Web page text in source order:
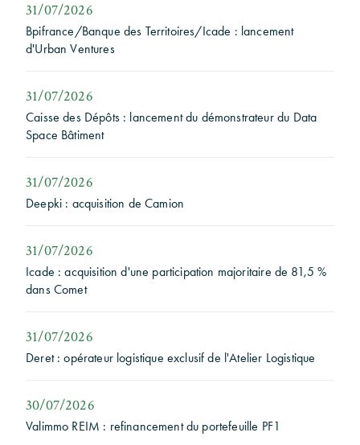
31/07/2026
Bpifrance/Banque des Territoires/Icade : lancement
d'Urban Ventures
31/07/2026
Caisse des Dépôts : lancement du démonstrateur du Data
Space Bâtiment
31/07/2026
Deepki : acquisition de Camion
31/07/2026
Icade : acquisition d'une participation majoritaire de 81,5 %
dans Comet
31/07/2026
Deret : opérateur logistique exclusif de l'Atelier Logistique
30/07/2026
Valimmo REIM : refinancement du portefeuille PF1